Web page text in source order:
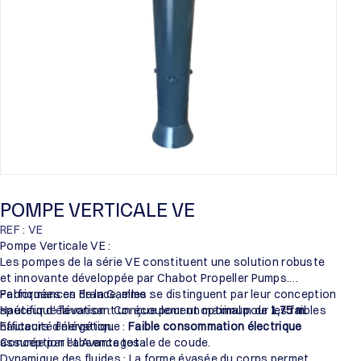
POMPE VERTICALE VE
REF : VE
Pompe Verticale VE :
Les pompes de la série VE constituent une solution robuste
et innovante développée par Chabot Propeller Pumps.
Fabriquées en France, elles se distinguent par leur conception
spécifique favorisant un écoulement optimal pour les faibles
hauteurs d’élévation.
Performances de la Gamme :
Hauteur d’élévation : Conçue pour un maximum de 1,75 m.
Efficacité énergétique : Faible consommation électrique
assurée par l’absence totale de coude.
Conception et Avantages :